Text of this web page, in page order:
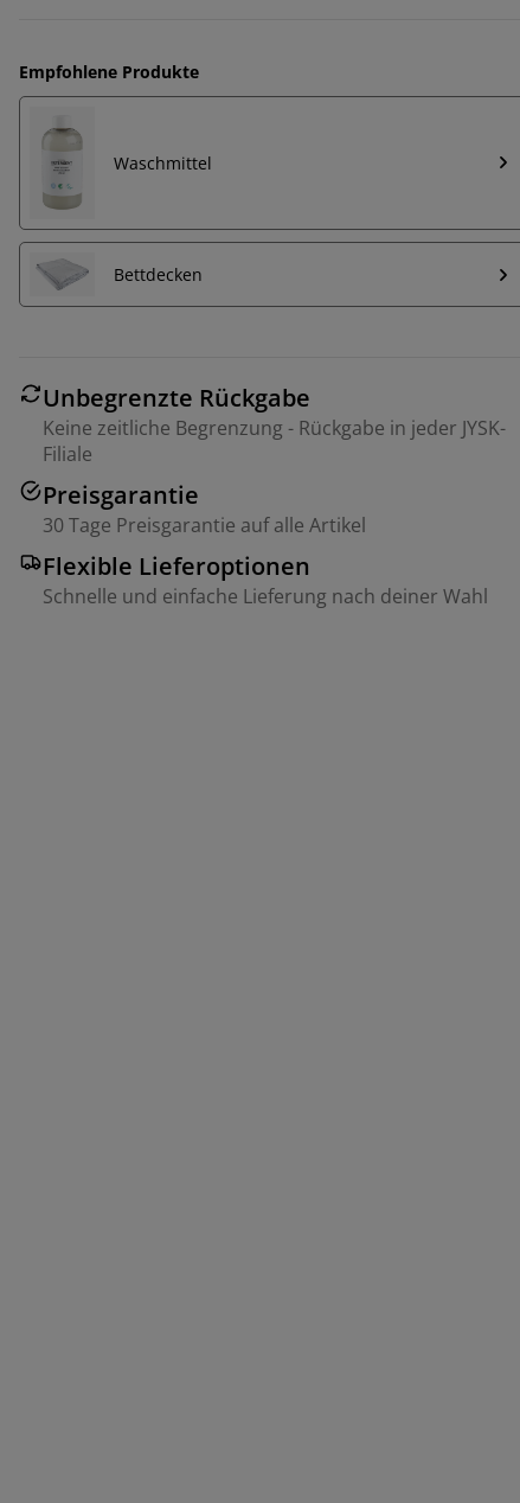
Empfohlene Produkte
Waschmittel
Bettdecken
Unbegrenzte Rückgabe
Keine zeitliche Begrenzung - Rückgabe in jeder JYSK-
Filiale
Preisgarantie
30 Tage Preisgarantie auf alle Artikel
Flexible Lieferoptionen
Schnelle und einfache Lieferung nach deiner Wahl